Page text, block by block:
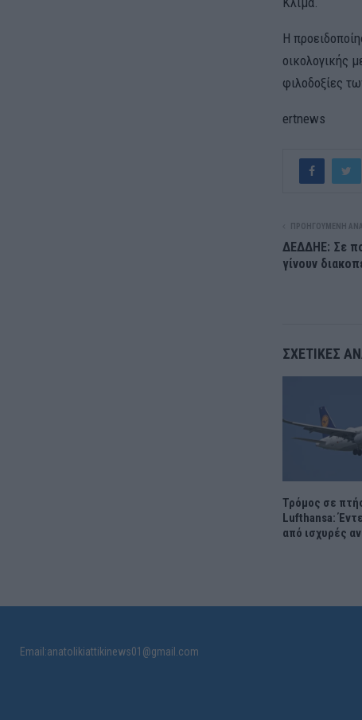
Η
οικολογικής
φιλοδοξίες
ertnews
ΠΡΟΗΓΟΎΜΕΝΗ
ΔΕΔΔΗΕ: Σε
γίνουν
ΣΧΕΤΙΚΈΣ
Τρόμος σε
Lufthansa:
από ισχυρές
Email:anatolikiattikinews01@gmail.com